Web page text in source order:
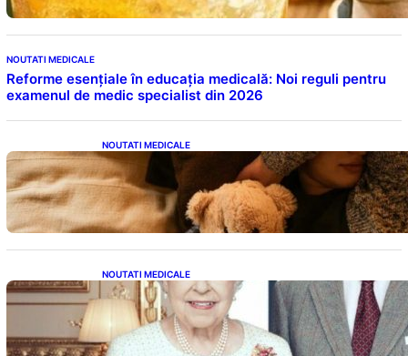
NOUTATI MEDICALE
Reforme esențiale în educația medicală: Noi reguli pentru
examenul de medic specialist din 2026
NOUTATI MEDICALE
Somnul Sănătos: Câte Ore Trebuie Să Dormi
în Funcție de Vârstă și Impactul Asupra
Sănătății
NOUTATI MEDICALE
Longevitatea în Rândul Celebrităților: Lecții
din Viața Prințului Philip și a Altora care Au
Fost Pe Punctul de a Împlini 100 de Ani